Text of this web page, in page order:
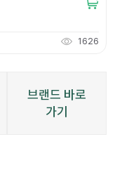
1626
브랜드 바로
가기